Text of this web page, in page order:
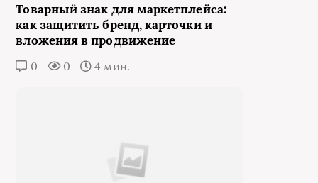
Товарный знак для маркетплейса:
как защитить бренд, карточки и
вложения в продвижение
0 0 4 мин.